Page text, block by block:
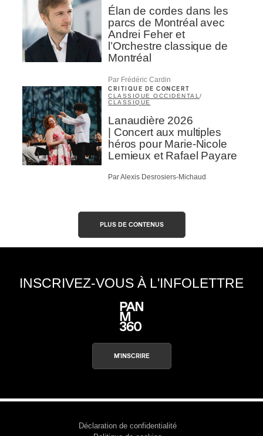
Élan de cordes dans les
parcs de Montréal avec
Andrei Feher et
l’Orchestre classique de
Montréal
Par Frédéric Cardin
CRITIQUE DE CONCERT
CLASSIQUE OCCIDENTAL /
CLASSIQUE
Lanaudière 2026
| Concert aux multiples
héros pour Marie-Nicole
Lemieux et Rafael Payare
Par Alexis Desrosiers-Michaud
PLUS DE CONTENUS
INSCRIVEZ-VOUS À L'INFOLETTRE
M'INSCRIRE
Déclaration de confidentialité